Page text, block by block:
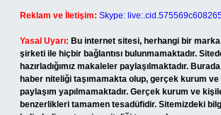
Reklam ve İletişim: Skype:
Yasal Uyarı: Bu internet sitesi, herhangi bir
şirketi ile hiçbir bağlantısı bulunmamaktadır.
hazırladığımız makaleler paylaşılmaktadır.
haber niteliği taşımamakta olup, gerçek kurum
paylaşım yapılmamaktadır. Gerçek kurum ve
benzerlikleri tamamen tesadüfidir. Sitemizdeki